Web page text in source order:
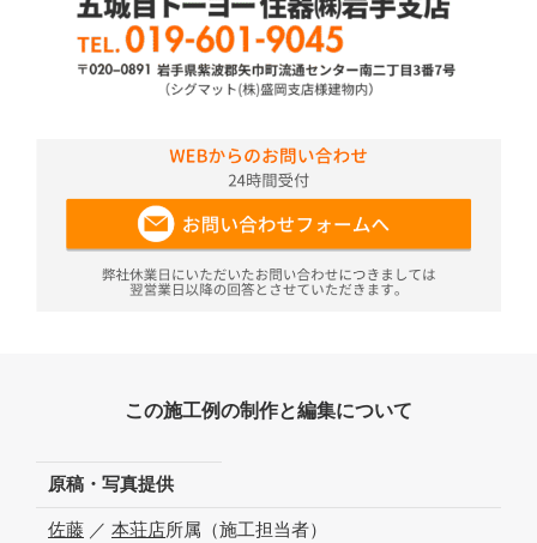
この施工例の制作と編集について
原稿・写真提供
佐藤 ／ 本荘店所属（施工担当者）